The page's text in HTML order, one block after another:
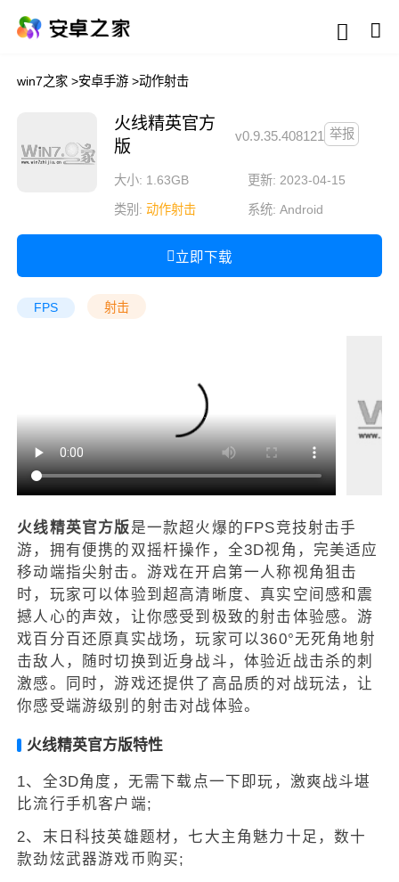
win7之家 >安卓手游 >动作射击
火线精英官方
版
v0.9.35.408121 举报
大小: 1.63GB 更新: 2023-04-15
类别: 动作射击 系统:Android
立即下载
FPS 射击
火线精英官方版是一款超火爆的FPS竞技射击手
游，拥有便携的双摇杆操作，全3D视角，完美适应
移动端指尖射击。游戏在开启第一人称视角狙击
时，玩家可以体验到超高清晰度、真实空间感和震
撼人心的声效，让你感受到极致的射击体验感。游
戏百分百还原真实战场，玩家可以360°无死角地射
击敌人，随时切换到近身战斗，体验近战击杀的刺
激感。同时，游戏还提供了高品质的对战玩法，让
你感受端游级别的射击对战体验。
火线精英官方版特性
1、全3D角度，无需下载点一下即玩，激爽战斗堪
比流行手机客户端;
2、末日科技英雄题材，七大主角魅力十足，数十
款劲炫武器游戏币购买;